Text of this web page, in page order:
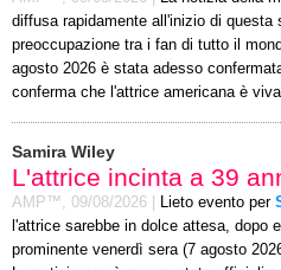
diffusa rapidamente all'inizio di questa
preoccupazione tra i fan di tutto il
agosto 2026 è stata adesso
conferma che l'attrice americana è
Samira Wiley
L'attrice incinta a 39
AMP™, 09/08/2026 Lieto evento per
l'attrice sarebbe in dolce attesa, dopo
prominente venerdì sera (7 agosto